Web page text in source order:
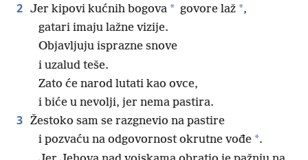
2 Jer kipovi kućnih bogova * govore laž *,
gatari imaju lažne vizije.
Objavljuju isprazne snove
i uzalud teše.
Zato će narod lutati kao ovce,
i biće u nevolji, jer nema pastira.
3 Žestoko sam se razgnevio na pastire
i pozvaću na odgovornost okrutne vođe *.